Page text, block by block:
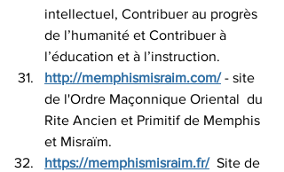
intellectuel, Contribuer au progrès
de l’humanité et Contribuer à
l’éducation et à l’instruction.
http://memphismisraim.com/ - site
de l'Ordre Maçonnique Oriental  du
Rite Ancien et Primitif de Memphis
et Misraïm.
https://memphismisraim.fr/ Site de